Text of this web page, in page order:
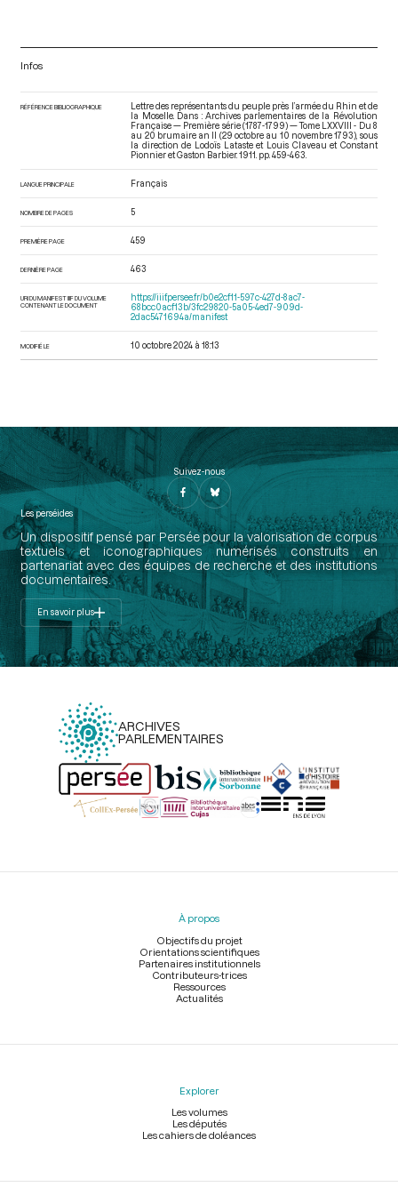
Infos
RÉFÉRENCE BIBLIOGRAPHIQUE
Lettre des représentants du peuple près l’armée du Rhin et de
la Moselle. Dans : Archives parlementaires de la Révolution
Française — Première série (1787-1799) — Tome LXXVIII - Du 8
au 20 brumaire an II (29 octobre au 10 novembre 1793) , sous
la direction de Lodoïs Lataste et Louis Claveau et Constant
Pionnier et Gaston Barbier. 1911. pp. 459-463.
LANGUE PRINCIPALE Français
NOMBRE DE PAGES 5
PREMIÈRE PAGE 459
DERNIÈRE PAGE 463
URI DU MANIFEST IIIF DU VOLUME
CONTENANT LE DOCUMENT
https://iiif.persee.fr/b0e2cf11-597c-427d-8ac7-
68bcc0acf13b/3fc29820-5a05-4ed7-909d-
2dac5471694a/manifest
MODIFIÉ LE 10 octobre 2024 à 18:13
Suivez-nous
Les perséides
Un dispositif pensé par Persée pour la valorisation de corpus
textuels et iconographiques numérisés construits en
partenariat avec des équipes de recherche et des institutions
documentaires.
En savoir plus
ARCHIVES
PARLEMENTAIRES
Menu
À propos
Objectifs du projet
Orientations scientifiques
Partenaires institutionnels
Contributeurs-trices
Ressources
Actualités
Explorer
Les volumes
Les députés
Les cahiers de doléances